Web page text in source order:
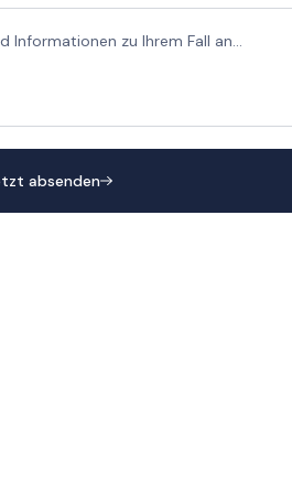
absenden